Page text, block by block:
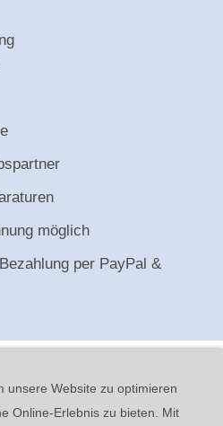
möglich
per PayPal &
unsere Website zu optimieren
Online-Erlebnis zu bieten. Mit